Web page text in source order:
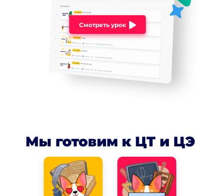
Смотреть урок
Мы готовим к ЦТ и ЦЭ